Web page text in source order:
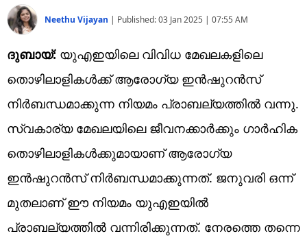
Neethu Vijayan | Published:03 Jan 2025 | 07:55 AM
ദുബായ്: യുഎഇയിലെ വിവിധ മേഖലകളിലെ
തൊഴിലാളികൾക്ക് ആരോഗ്യ ഇൻഷുറൻസ്
നിർബന്ധമാക്കുന്ന നിയമം പ്രാബല്യത്തിൽ വന്നു.
സ്വകാര്യ മേഖലയിലെ ജീവനക്കാർക്കും ഗാർഹിക
തൊഴിലാളികൾക്കുമായാണ് ആരോഗ്യ
ഇൻഷുറൻസ് നിർബന്ധമാക്കുന്നത്. ജനുവരി ഒന്ന്
മുതലാണ് ഈ നിയമം യുഎഇയിൽ
പ്രാബല്യത്തിൽ വന്നിരിക്കുന്നത്. നേരത്തെ തന്നെ